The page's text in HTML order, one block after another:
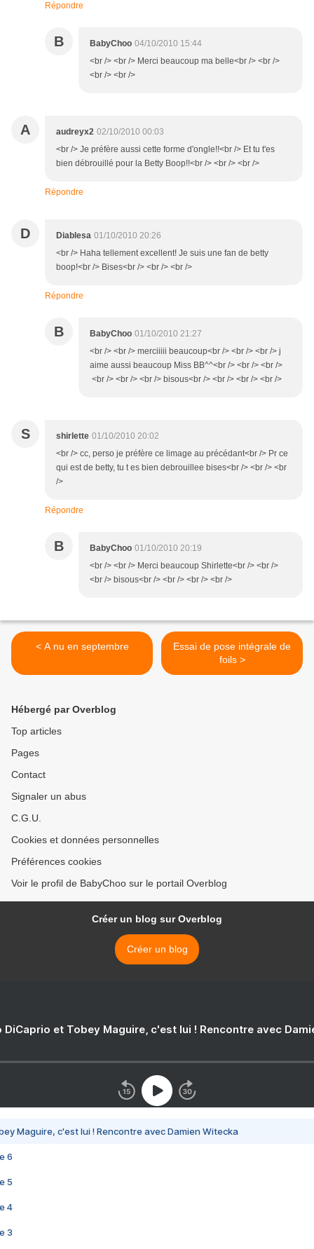
Répondre
B BabyChoo 04/10/2010 15:44
<br /> <br /> Merci beaucoup ma belle<br /> <br />
<br /> <br />
A audreyx2 02/10/2010 00:03
<br /> Je préfère aussi cette forme d'ongle!!<br /> Et tu t'es
bien débrouillé pour la Betty Boop!!<br /> <br /> <br />
Répondre
D Diablesa 01/10/2010 20:26
<br /> Haha tellement excellent! Je suis une fan de betty
boop!<br /> Bises<br /> <br /> <br />
Répondre
B BabyChoo 01/10/2010 21:27
<br /> <br /> merciiiii beaucoup<br /> <br /> <br /> j
aime aussi beaucoup Miss BB^^<br /> <br /> <br />
<br /> <br /> <br /> bisous<br /> <br /> <br /> <br />
S shirlette 01/10/2010 20:02
<br /> cc, perso je préfère ce limage au précédant<br /> Pr ce
qui est de betty, tu t es bien debrouillee bises<br /> <br /> <br
/>
Répondre
B BabyChoo 01/10/2010 20:19
<br /> <br /> Merci beaucoup Shirlette<br /> <br />
<br /> bisous<br /> <br /> <br /> <br />
< A nu en septembre
Essai de pose intégrale de
foils >
Hébergé par Overblog
Top articles
Pages
Contact
Signaler un abus
C.G.U.
Cookies et données personnelles
Préférences cookies
Voir le profil de BabyChoo sur le portail Overblog
Créer un blog sur Overblog
Créer un blog
DiCaprio et Tobey Maguire, c'est lui ! Rencontre avec
Maguire, c'est lui ! Rencontre avec Damien Witecka
6
5
4
3